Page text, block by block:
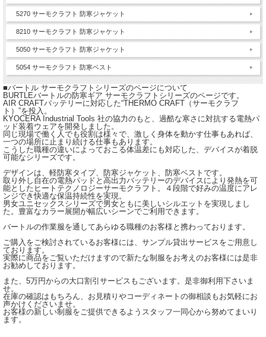
5270 サーモクラフト 防寒ジャケット
8210 サーモクラフト 防寒ジャケット
5050 サーモクラフト 防寒ジャケット
5054 サーモクラフト 防寒ベスト
■バートル サーモクラフトシリーズのページについて
BURTLEバートルの防寒ギア サーモクラフトシリーズのページです。
AIR CRAFTバッテリーに対応した“THERMO CRAFT（サーモクラフ
ト）”を投入。
KYOCERA Industrial Tools 社の協力のもと、過酷な寒さに対抗する電熱パ
ッド装着ウェアを開発しました。
同じ現場で働く人でも役割は様々で、激しく身体を動かす仕事もあれば、
一つの場所に止まり続ける仕事もあります。
こうした職種の違いによっておこる体温差にも対応した、デバイスが着脱
可能なシリーズです。
デザインは、軽防寒タイプ、防寒ジャケット、防寒ベストです。
取り外し自在の電熱パッドと高出力バッテリーのデバイスにより発熱を可
能としたヒートテクノロジーサーモクラフト。４段階で好みの温度にアレ
ンジでき快適な保温持続性を実現。
男女ユニセックスシリーズで男女ともに美しいシルエットを実現しまし
た。豊富なカラー展開が幅広いシーンでご利用できます。
バートルの作業服を通してあらゆる職種のお客様と携わっております。
ご購入をご検討されているお客様には、サンプル貸出サービスをご用意し
ております。
実際に商品をご覧いただけますので新たな制服をお考えのお客様には是非
お勧めしております。
また、5万円からの大口割引サービスもございます。是非御利用下さいま
せ。
在庫の確認はもちろん、お見積りやコーディネートの御相談もお気軽にお
声かけくださいませ。
お客様の新しい制服をご提供できるようスタッフ一同心から努めてまいり
ます。